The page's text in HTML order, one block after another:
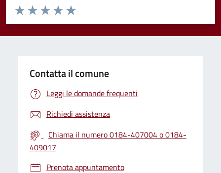
Valuta da 1 a 5 stelle la pagina
Valuta 5 stelle su 5
Valuta 4 stelle su 5
Valuta 3 stelle su 5
Valuta 2 stelle su 5
Valuta 1 stelle su 5
Contatta il comune
Leggi le domande frequenti
Richiedi assistenza
Chiama il numero 0184-407004 o 0184-
409017
Prenota appuntamento